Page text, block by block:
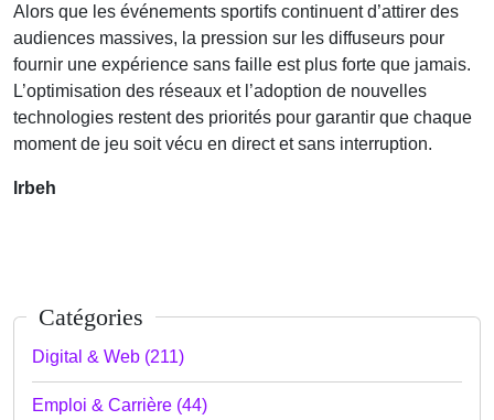
Alors que les événements sportifs continuent d’attirer des
audiences massives, la pression sur les diffuseurs pour
fournir une expérience sans faille est plus forte que jamais.
L’optimisation des réseaux et l’adoption de nouvelles
technologies restent des priorités pour garantir que chaque
moment de jeu soit vécu en direct et sans interruption.
lrbeh
Catégories
Digital & Web (211)
Emploi & Carrière (44)